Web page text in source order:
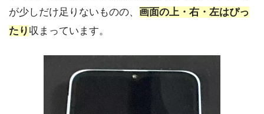
が少しだけ足りないものの、 画面の上・右・左はぴっ
たり 収まっています。